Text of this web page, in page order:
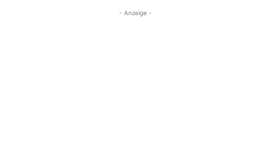
- Anzeige -